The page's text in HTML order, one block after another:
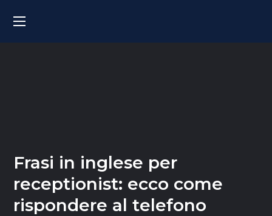
Frasi in inglese per
receptionist: ecco come
rispondere al telefono